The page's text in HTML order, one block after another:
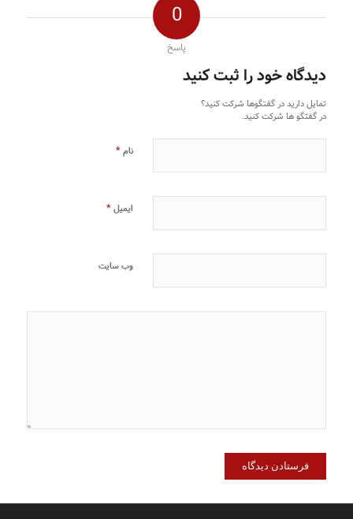
0
پاسخ
دیدگاه خود را ثبت کنید
تمایل دارید در گفتگوها شرکت کنید؟
در گفتگو ها شرکت کنید.
نام*
ایمیل*
وب‌ سایت